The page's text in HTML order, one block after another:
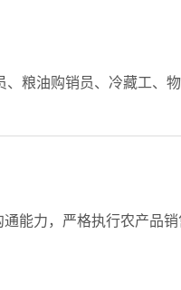
粮油购销员、冷藏工、
能力，严格执行农产品销